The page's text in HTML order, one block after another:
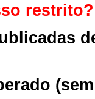
restrito?